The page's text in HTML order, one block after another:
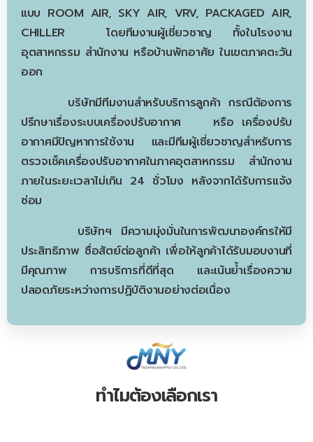
แบบ ROOM AIR, SKY AIR, VRV, PACKAGED AIR,
CHILLER โดยทีมงานผู้เชี่ยวชาญ ทั้งในโรงงาน
อุตสาหกรรม สำนักงาน หรือบ้านพักอาศัย ในเขตภาคตะวัน
ออก
บริษัทมีทีมงานสำหรับบริการลูกค้า กรณีต้องการ
ปรึกษาเรื่องระบบเครื่องปรับอากาศ หรือ เครื่องปรับ
อากาศมีปัญหาการใช้งาน และมีทีมผู้เชี่ยวชาญสำหรับการ
ตรวจเช็คเครื่องปรับอากาศในภาคอุตสาหกรรม สำนักงาน
ภายในระยะเวลาไม่เกิน 24 ชั่วโมง หลังจากได้รับการแจ้ง
ซ่อม
บริษัทฯ มีความมุ่งมั่นในการพัฒนาองค์กรให้มี
ประสิทธิภาพ ซื่อสัตย์ต่อลูกค้า เพื่อให้ลูกค้าได้รับมอบงานที่
มีคุณภาพ การบริการที่ดีที่สุด และเน้นย้ำเรื่องความ
ปลอดภัยระหว่างการปฏิบัติงานอย่างต่อเนื่อง
ทำไมต้องเลือกเรา